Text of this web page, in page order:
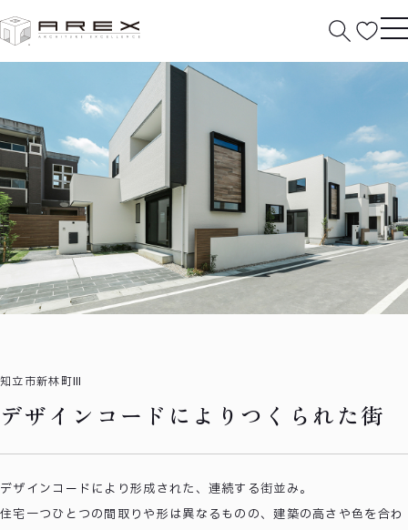
られた街
知立市新林町Ⅲ
デザインコードによりつくられた街
デザインコードにより形成された、連続する街並み。
住宅一つひとつの間取りや形は異なるものの、建築の高さや色を合わ